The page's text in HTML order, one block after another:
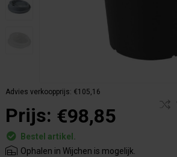
Advies verkoopprijs: €105,16
Prijs: €98,85
Bestel artikel.
Ophalen in Wijchen is mogelijk.